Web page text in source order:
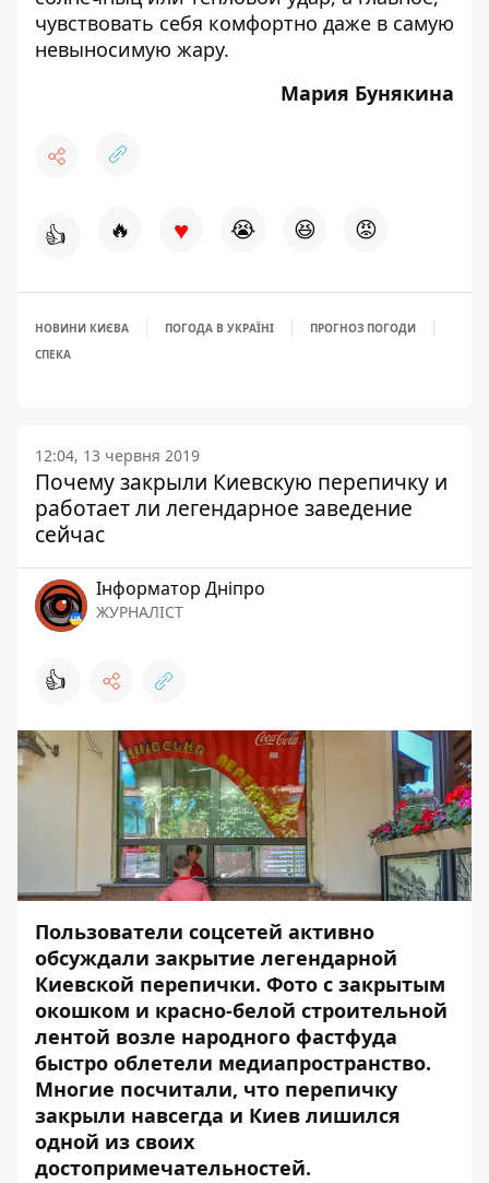
чувствовать себя комфортно даже в самую
невыносимую жару.
Мария Бунякина
👍 🔥 ♥ 😭 😆 😡
НОВИНИ КИЄВА ПОГОДА В УКРАЇНІ
ПРОГНОЗ ПОГОДИ
СПЕКА
12:04, 13 червня 2019
Почему закрыли Киевскую перепичку и
работает ли легендарное заведение
сейчас
Інформатор Дніпро
ЖУРНАЛІСТ
👍
Пользователи соцсетей активно
обсуждали закрытие легендарной
Киевской перепички. Фото с закрытым
окошком и красно-белой строительной
лентой возле народного фастфуда
быстро облетели медиапространство.
Многие посчитали, что перепичку
закрыли навсегда и Киев лишился
одной из своих
достопримечательностей.